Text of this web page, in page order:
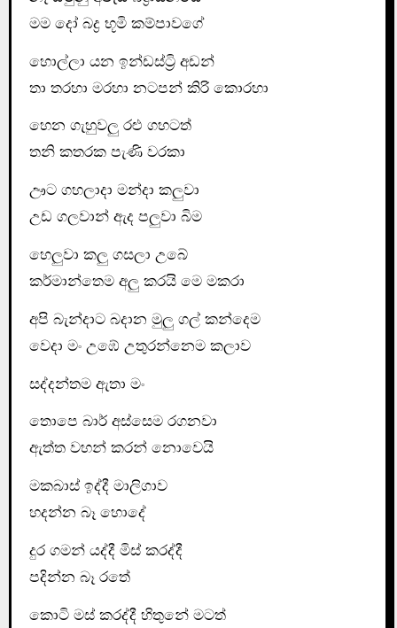
මම දෝ බද්‍ර භූමි කම්පාවගේ
හොල්ලා යන ඉන්ඩස්ට්‍රි අඩන්
තා තරහා මරහා නටපන් කිරි කොරහා
හෙන ගැහුවලු රළු ගහටත්
තනි කතරක පැණි වරකා
ඌට ගහලාදා මන්දා කලුවා
උඩ ගලවාන් ඇද පලුවා බිම
හෙලුවා කලු ගසලා උබේ
කර්මාන්තෙම අලු කරයි මෙ මකරා
අපි බැන්දාට බදාන මුලු ගල් කන්දෙම
වෙදා මං උඹේ උතුරන්නෙම කලාව
සද්දන්තම ඇතා මං
තොපෙ බාර් අස්සෙම රගනවා
ඇත්ත වහන් කරන් නොවෙයි
මකබාස් ඉද්දී මාලිගාව
හදන්න බෑ හොදේ
දුර ගමන් යද්දී මිස් කරද්දී
පදින්න බෑ රතේ
කොටි මස් කරද්දී හිතුනේ මටත්